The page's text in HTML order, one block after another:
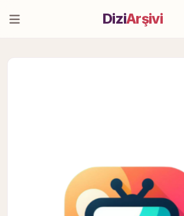
DiziArşivi